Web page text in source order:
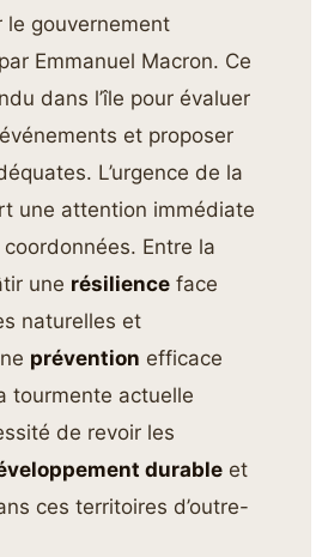
le gouvernement
Emmanuel Macron. Ce
dans l’île pour évaluer
et proposer
L’urgence de la
une attention immédiate
Entre la
une résilience face
naturelles et
prévention efficace
tourmente actuelle
de revoir les
durable et
ces territoires d’outre-